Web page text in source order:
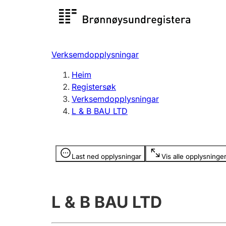
Registersøk
Registrere, endre, slette
Verksemdopplysningar
Heim
Registersøk
Verksemdopplysningar
L & B BAU LTD
Last ned opplysningar Vis alle opplysninger
Opplysninger er skjult
L & B BAU LTD